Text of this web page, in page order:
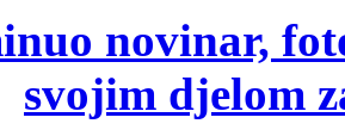
novinar,
svojim djelom